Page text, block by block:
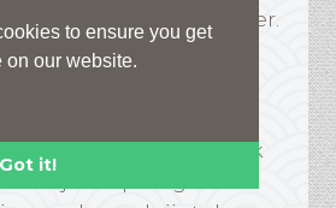
to ensure you get
on our website.
Got it!
Nooit meer.
een afdruk op
wordt persoonlijk